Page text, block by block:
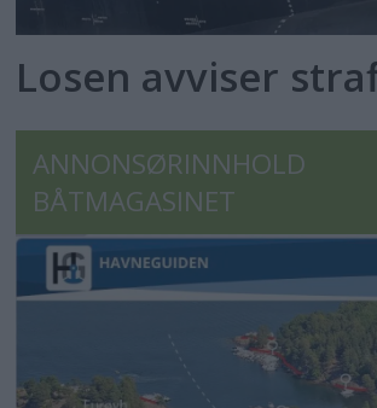
Losen avviser
ANNONSØRINNHOLD
BÅTMAGASINET